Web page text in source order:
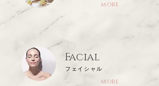
more
Facial
​フェイシャル
more